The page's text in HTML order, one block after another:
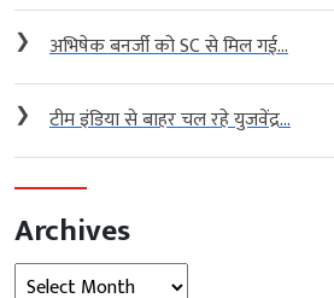
❯ अभिषेक बनर्जी को SC से मिल गई...
❯ टीम इंडिया से बाहर चल रहे युजवेंद्र...
Archives
Archives